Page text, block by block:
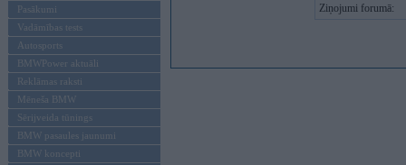
Pasākumi
Vadāmības tests
Autosports
BMWPower aktuāli
Reklāmas raksti
Mēneša BMW
Sērijveida tūnings
BMW pasaules jaunumi
BMW koncepti
Ziņojumi forumā: